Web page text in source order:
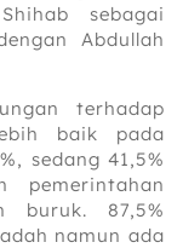
sebagai
Abdullah
terhadap
baik pada
sedang 41,5%
pemerintahan
buruk. 87,5%
namun ada